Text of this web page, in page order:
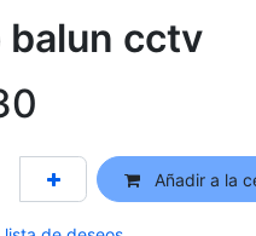
balun cctv
Añadir a la